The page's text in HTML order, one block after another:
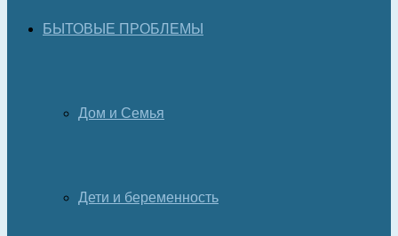
БЫТОВЫЕ ПРОБЛЕМЫ
Дом и Семья
Дети и беременность